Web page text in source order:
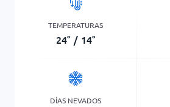
TEMPERATURAS
24° / 14°
DÍAS NEVADOS